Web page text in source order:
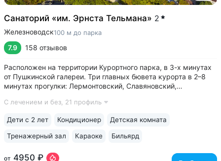
Санаторий «им. Эрнста Тельмана» 2
Железноводск100 м до парка
7.9 158 отзывов
Расположен на территории Курортного парка, в 3-х минутах
от Пушкинской галереи. Три главных бювета курорта в 2–8
минутах прогулки: Лермонтовский, Славяновский,
из самых красивых памятников архитектуры
С лечением и без, 21 профиль
от 4950 ₽
Дети с 2 лет Кондиционер Детская комната
Тренажерный зал Караоке Бильярд